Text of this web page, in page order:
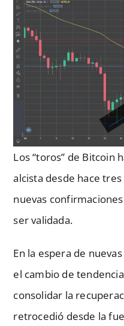
Los “toros” de Bitcoin
alcista desde hace
nuevas
ser validada.
En la espera de
el cambio de
consolidar la
retrocedió desde la